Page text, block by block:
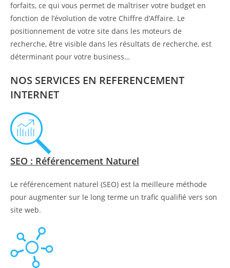
forfaits, ce qui vous permet de maîtriser votre budget en
fonction de l’évolution de votre Chiffre d’Affaire. Le
positionnement de votre site dans les moteurs de
recherche, être visible dans les résultats de recherche, est
déterminant pour votre business…
NOS SERVICES EN REFERENCEMENT
INTERNET
SEO : Référencement Naturel
Le référencement naturel (SEO) est la meilleure méthode
pour augmenter sur le long terme un trafic qualifié vers son
site web.